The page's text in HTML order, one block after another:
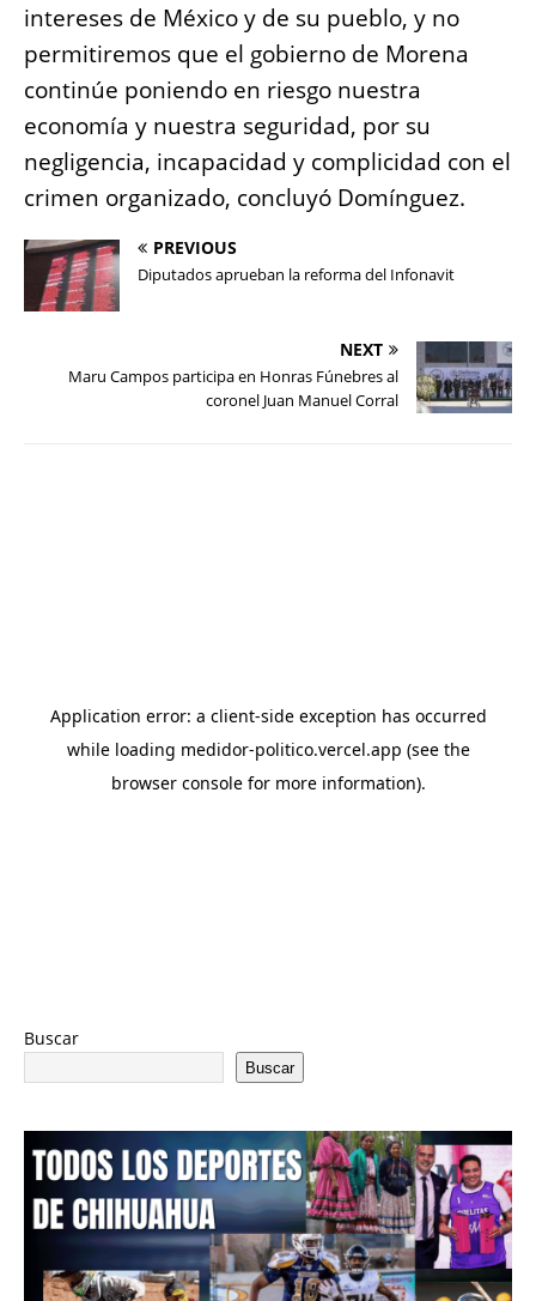
intereses de México y de su pueblo, y no
permitiremos que el gobierno de Morena
continúe poniendo en riesgo nuestra
economía y nuestra seguridad, por su
negligencia, incapacidad y complicidad con el
crimen organizado, concluyó Domínguez.
PREVIOUS
Diputados aprueban la reforma del Infonavit
NEXT
Maru Campos participa en Honras Fúnebres al
coronel Juan Manuel Corral
Buscar
Buscar